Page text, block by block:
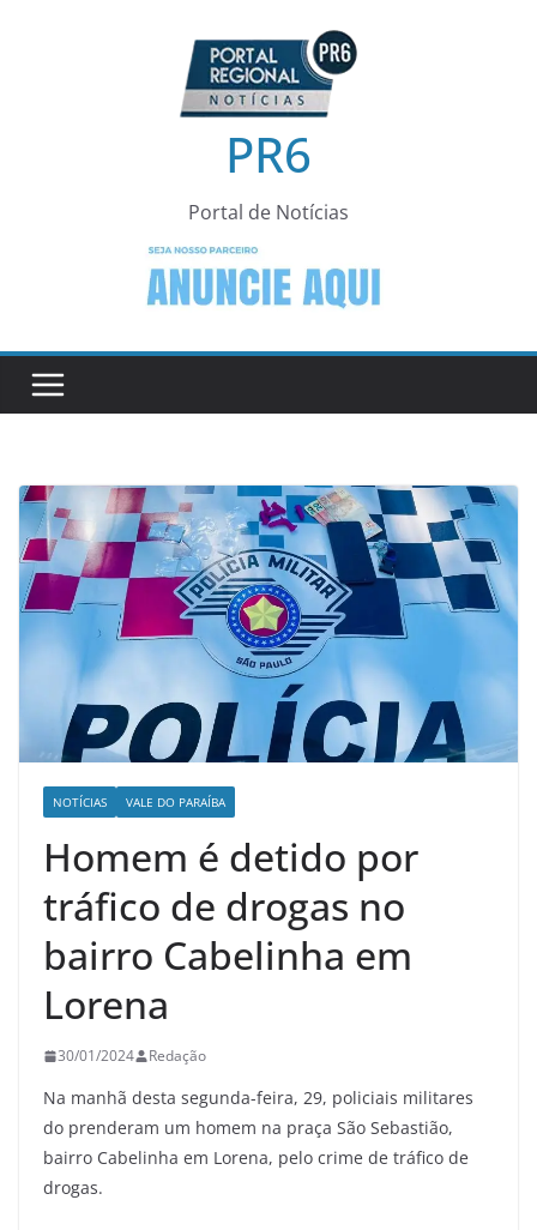
PR6
Portal de Notícias
NOTÍCIAS VALE DO PARAÍBA
Homem é detido por
tráfico de drogas no
bairro Cabelinha em
Lorena
30/01/2024 Redação
Na manhã desta segunda-feira, 29, policiais militares
do prenderam um homem na praça São Sebastião,
bairro Cabelinha em Lorena, pelo crime de tráfico de
drogas.